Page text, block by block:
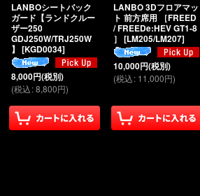
LANBOシートバック
ガード【ランドクルー
ザー250
GDJ250W/TRJ250W
】 [KGD0034]
8,000円(税別)
(税込:8,800円)
LANBO 3Dフロアマッ
ト 前方席用 ［FREED
/ FREEDe:HEV GT1-8
］ [LM205/LM207]
10,000円(税別)
(税込: 11,000円)